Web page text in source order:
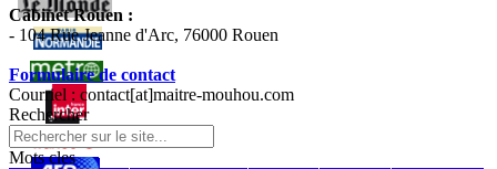
Cabinet Rouen :
- 104 Rue Jeanne d'Arc, 76000 Rouen
Formulaire de contact
Courriel : contact[at]maitre-mouhou.com
Rechercher
Mots cles